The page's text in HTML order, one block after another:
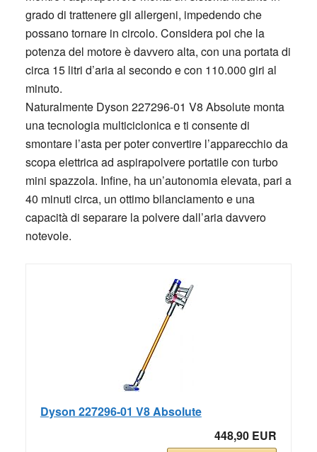
grado di trattenere gli allergeni, impedendo che
possano tornare in circolo. Considera poi che la
potenza del motore è davvero alta, con una portata di
circa 15 litri d’aria al secondo e con 110.000 giri al
minuto.
Naturalmente Dyson 227296-01 V8 Absolute monta
una tecnologia multiciclonica e ti consente di
smontare l’asta per poter convertire l’apparecchio da
scopa elettrica ad aspirapolvere portatile con turbo
mini spazzola. Infine, ha un’autonomia elevata, pari a
40 minuti circa, un ottimo bilanciamento e una
capacità di separare la polvere dall’aria davvero
notevole.
Dyson 227296-01 V8 Absolute
448,90 EUR